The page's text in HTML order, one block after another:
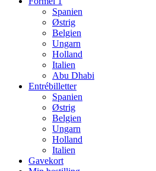
Spanien
Østrig
Belgien
Ungarn
Holland
Italien
Abu Dhabi
Entrébilletter
Spanien
Østrig
Belgien
Ungarn
Holland
Italien
Gavekort